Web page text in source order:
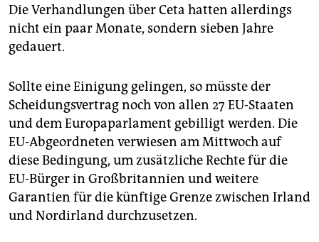
Die Verhandlungen über Ceta hatten allerdings
nicht ein paar Monate, sondern sieben Jahre
gedauert.
Sollte eine Einigung gelingen, so müsste der
Scheidungsvertrag noch von allen 27 EU-Staaten
und dem Europaparlament gebilligt werden. Die
EU-Abgeordneten verwiesen am Mittwoch auf
diese Bedingung, um zusätzliche Rechte für die
EU-Bürger in Großbritannien und weitere
Garantien für die künftige Grenze zwischen Irland
und Nordirland durchzusetzen.